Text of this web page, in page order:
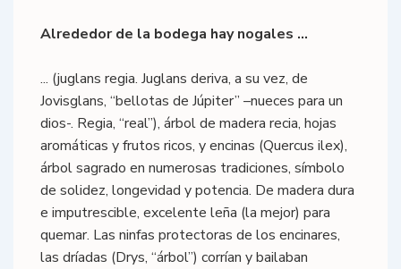
Alrededor de la bodega hay nogales ...
... (juglans regia. Juglans deriva, a su vez, de
Jovisglans, “bellotas de Júpiter” –nueces para un
dios-. Regia, “real”), árbol de madera recia, hojas
aromáticas y frutos ricos, y encinas (Quercus ilex),
árbol sagrado en numerosas tradiciones, símbolo
de solidez, longevidad y potencia. De madera dura
e imputrescible, excelente leña (la mejor) para
quemar. Las ninfas protectoras de los encinares,
las dríadas (Drys, “árbol”) corrían y bailaban